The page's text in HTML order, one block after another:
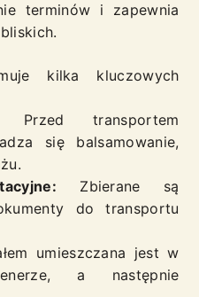
terminów i zapewnia
kilka kluczowych
Przed transportem
się balsamowanie,
Zbierane są
do transportu
umieszczana jest w
a następnie